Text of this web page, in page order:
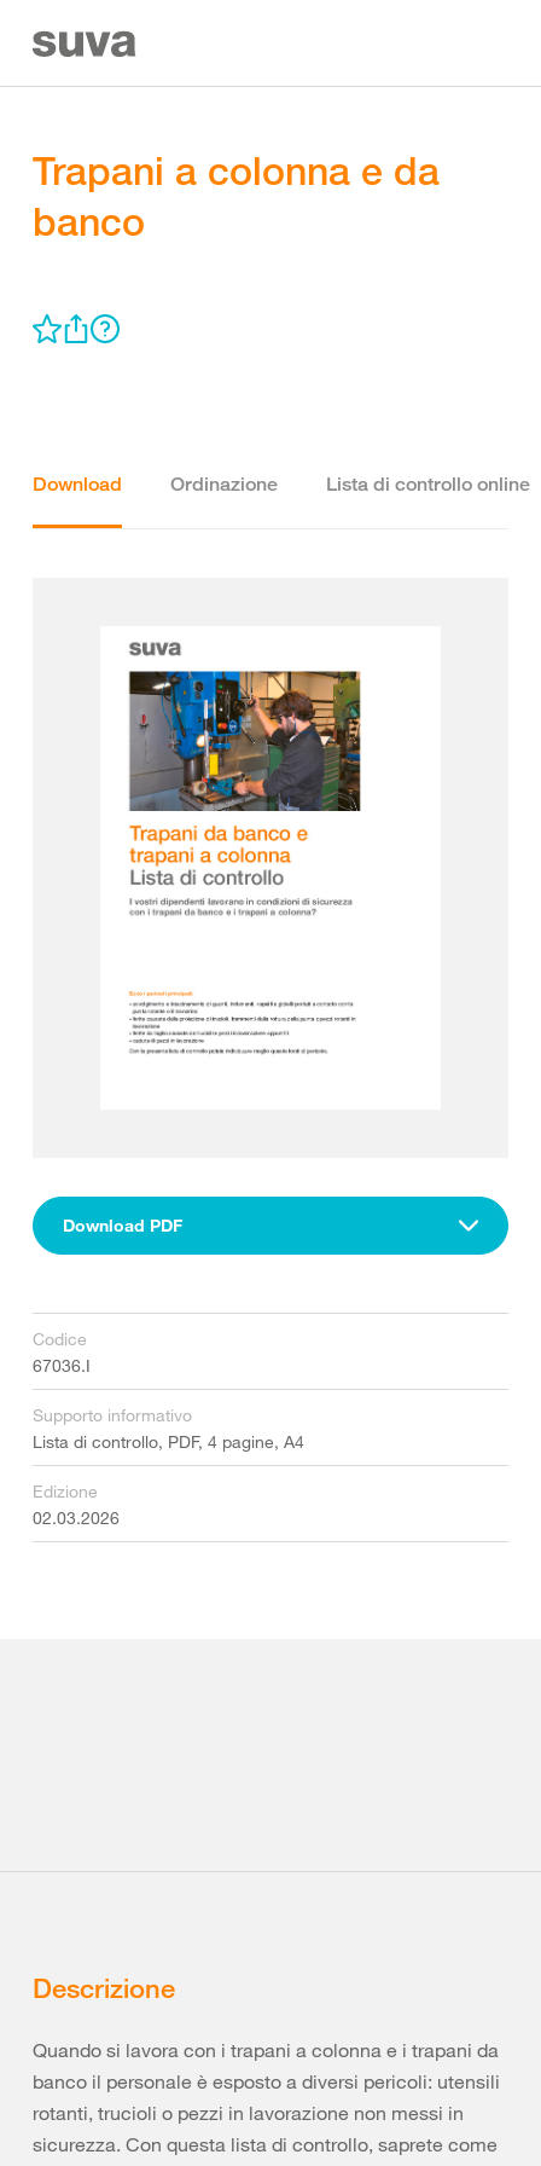
Trapani a colonna e da
banco
Download Ordinazione Lista di controllo online
Download PDF
Codice
67036.I
Supporto informativo
Lista di controllo, PDF, 4 pagine, A4
Edizione
02.03.2026
Descrizione
Quando si lavora con i trapani a colonna e i trapani da
banco il personale è esposto a diversi pericoli: utensili
rotanti, trucioli o pezzi in lavorazione non messi in
sicurezza. Con questa lista di controllo, saprete come